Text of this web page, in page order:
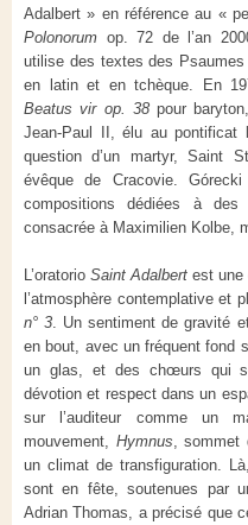
Adalbert » en référence au «
Polonorum op. 72 de l’an
utilise des textes des
en latin et en tchèque. En
Beatus vir op. 38pour
Jean-Paul II, élu au pontificat
question d’un martyr, Saint
évêque de Cracovie.
compositions dédiées à
consacrée à Maximilien Kolbe,
L’oratorioSaint Adalbert est une
l’atmosphère contemplative et
n° 3 . Un sentiment de gravité
en bout, avec un fréquent fond
un glas, et des chœurs qui
dévotion et respect dans un
sur l’auditeur comme un
mouvement, Hymnus ,
un climat de transfiguration.
sont en fête, soutenues par
Adrian Thomas, a précisé que